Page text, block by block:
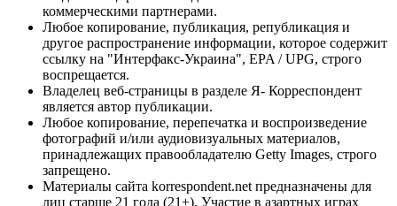
коммерческими партнерами.
Любое копирование, публикация, републикация и
другое распространение информации, которое содержит
ссылку на "Интерфакс-Украина", EPA / UPG, строго
воспрещается.
Владелец веб-страницы в разделе Я- Корреспондент
является автор публикации.
Любое копирование, перепечатка и воспроизведение
фотографий и/или аудиовизуальных материалов,
принадлежащих правообладателю Getty Images, строго
запрещено.
Материалы сайта korrespondent.net предназначены для
лиц старше 21 года (21+). Участие в азартных играх